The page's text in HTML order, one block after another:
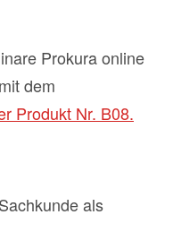
Prokura online
dem
Produkt Nr. B08.
als